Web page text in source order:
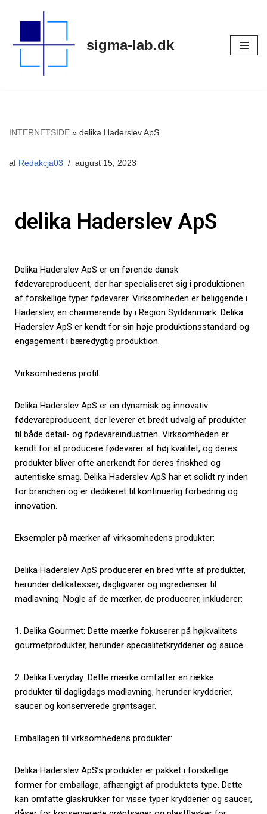
til
sigma-lab.dk
INTERNETSIDE » delika Haderslev ApS
af Redakcja03 august 15, 2023
delika Haderslev ApS
Delika Haderslev ApS er en førende dansk
fødevareproducent, der har specialiseret sig i produktionen
af forskellige typer fødevarer. Virksomheden er beliggende i
Haderslev, en charmerende by i Region Syddanmark. Delika
Haderslev ApS er kendt for sin høje produktionsstandard og
engagement i bæredygtig produktion.
Virksomhedens profil:
Delika Haderslev ApS er en dynamisk og innovativ
fødevareproducent, der leverer et bredt udvalg af produkter
til både detail- og fødevareindustrien. Virksomheden er
kendt for at producere fødevarer af høj kvalitet, og deres
produkter bliver ofte anerkendt for deres friskhed og
autentiske smag. Delika Haderslev ApS har et solidt ry inden
for branchen og er dedikeret til kontinuerlig forbedring og
innovation.
Eksempler på mærker af virksomhedens produkter:
Delika Haderslev ApS producerer en bred vifte af produkter,
herunder delikatesser, dagligvarer og ingredienser til
madlavning. Nogle af de mærker, de producerer, inkluderer:
1. Delika Gourmet: Dette mærke fokuserer på højkvalitets
gourmetprodukter, herunder specialitetkrydderier og sauce.
2. Delika Everyday: Dette mærke omfatter en række
produkter til dagligdags madlavning, herunder krydderier,
saucer og konserverede grøntsager.
Emballagen til virksomhedens produkter:
Delika Haderslev ApS’s produkter er pakket i forskellige
former for emballage, afhængigt af produktets type. Dette
kan omfatte glaskrukker for visse typer krydderier og saucer,